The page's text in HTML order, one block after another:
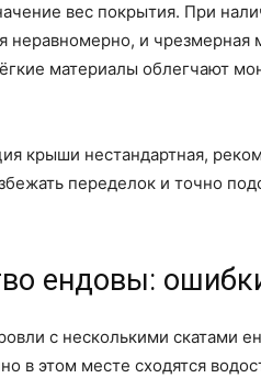
вес покрытия. При
неравномерно, и
материалы облегчают
крыши нестандартная,
переделок и точно
ендовы:
с несколькими скатами
в этом месте сходятся